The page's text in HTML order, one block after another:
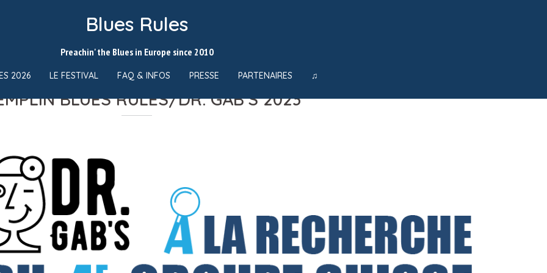
Blues Rules
Preachin' the Blues in Europe since 2010
2026 LE FESTIVAL FAQ & INFOS PRESSE PARTENAIRES ♫
BLUES RULES/DR. GAB'S 2023